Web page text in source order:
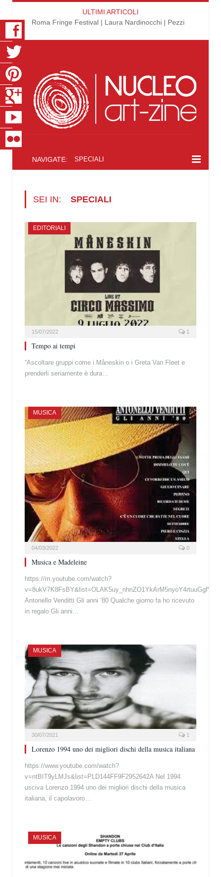
ULTIMI ARTICOLI
Roma Fringe Festival | Laura Nardinocchi | Pezzi
NAVIGATE: SPECIALI
SEI IN: SPECIALI
EDITORIALI
15/07/2022 1
Tempo ai tempi
“Ascoltare gruppi come i Måneskin o i Greta Van Fleet e
prenderli seriamente è dura…
MUSICA
04/03/2022 0
Musica e Madeleine
https://m.youtube.com/watch?
Antonello Venditti Gli anni ’80 Qualche giorno fa ho ricevuto
in regalo Gli anni…
MUSICA
30/07/2021 1
Lorenzo 1994 uno dei migliori dischi della musica italiana
https://www.youtube.com/watch?
v=ntBIT9yLMJs&list=PLD144FF9F2952642A Nel 1994
usciva Lorenzo 1994 uno dei migliori dischi della musica
italiana, il capolavoro…
MUSICA